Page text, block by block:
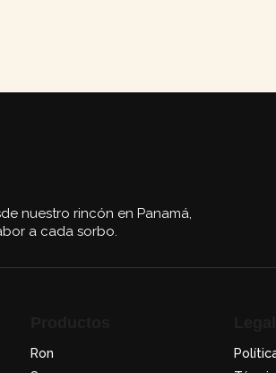
nuestro rincón en Panamá,
a cada sorbo.
Ron